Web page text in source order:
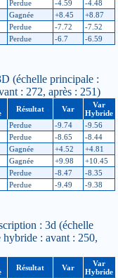
Perdue -4.59
-4.48
Gagnée +8.45
+8.87
Perdue -7.72
-7.52
Perdue -6.7 -6.59
(échelle principale :
: 272, après : 251)
Résultat Var
Var
Hybride
Perdue -9.74
-9.56
Perdue -8.65
-8.44
Gagnée +4.52
+4.81
Gagnée +9.98
+10.45
Perdue -8.47
-8.35
Perdue -9.49 -9.38
: 3d (échelle
hybride : avant : 250,
Résultat Var
Var
Hybride